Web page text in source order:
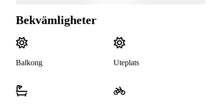
Bekvämligheter
Balkong Uteplats